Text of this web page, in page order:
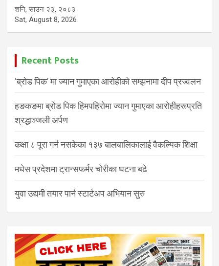
शनि, साउन २३, २०८३
Sat, August 8, 2026
Recent Posts
‘ब्रोड पिक’ मा ज्यान गुमाएका आरोहीको सम्झनामा दीप प्रज्वलन
हङकङमा ब्रोड पिक हिमपहिरोमा ज्यान गुमाएका आरोहीहरूप्रति
श्रद्धाञ्जली अर्पण
कक्षा ८ पूरा गर्न नसकेका १३७ बालबालिकालाई वैकल्पिक शिक्षा
मधेस प्रदेशमा ट्रान्सफर्मर चोरीका घटना बढे
युवा उद्यमी तयार पार्न स्टार्टअप अभियान सुरु